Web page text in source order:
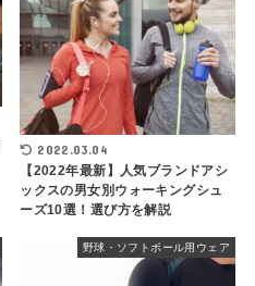
2022.03.04
【2022年最新】人気ブランドアシ
ックスの男女別ウォーキングシュ
ーズ10選！選び方を解説
野球・ソフトボール用ウェア